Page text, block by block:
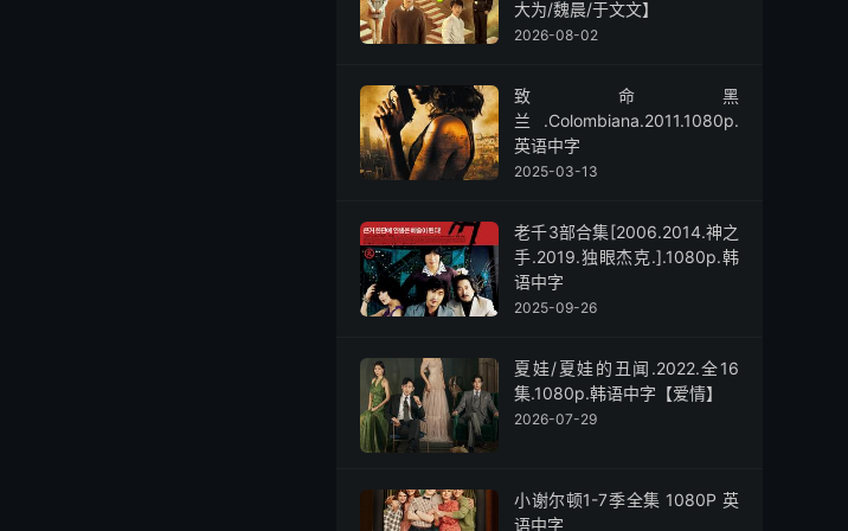
大为/魏晨/于文文】
2026-08-02
致命黑
兰.Colombiana‎.2011.1080p.
英语中字
2025-03-13
老千3部合集[2006.2014.神之
手.2019.独眼杰克.].1080p.韩
语中字
2025-09-26
夏娃/夏娃的丑闻.2022.全16
集.1080p.韩语中字【爱情】
2026-07-29
小谢尔顿1-7季全集 1080P 英
语中字